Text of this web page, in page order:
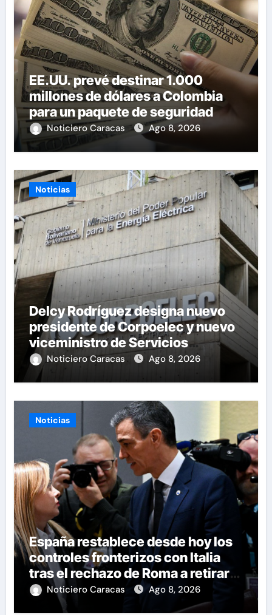
EE.UU. prevé destinar 1.000
millones de dólares a Colombia
para un paquete de seguridad
Noticiero Caracas Ago 8, 2026
Noticias
Delcy Rodríguez designa nuevo
presidente de Corpoelec y nuevo
viceministro de Servicios
Eléctricos
Noticiero Caracas Ago 8, 2026
Noticias
España restablece desde hoy los
controles fronterizos con Italia
tras el rechazo de Roma a retirar
las restricciones
Noticiero Caracas Ago 8, 2026